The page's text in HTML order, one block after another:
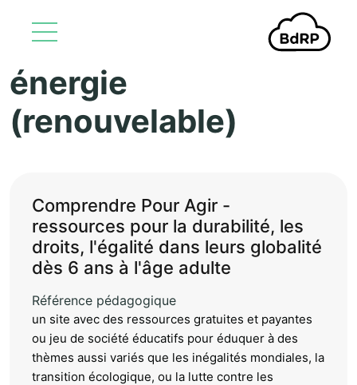
énergie
(renouvelable)
Comprendre Pour Agir -
ressources pour la durabilité, les
droits, l'égalité dans leurs globalité
dès 6 ans à l'âge adulte
Référence pédagogique
un site avec des ressources gratuites et payantes
ou jeu de société éducatifs pour éduquer à des
thèmes aussi variés que les inégalités mondiales, la
transition écologique, ou la lutte contre les